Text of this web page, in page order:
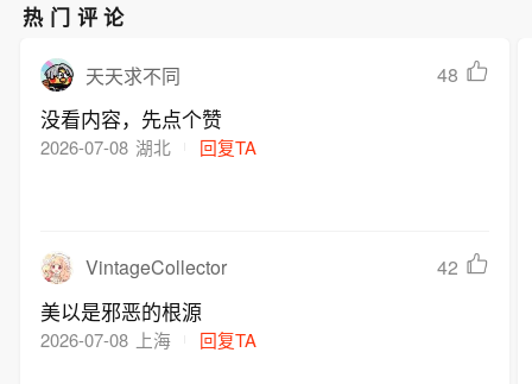
热门评论
天天求不同 48
没看内容，先点个赞
2026-07-08 湖北 回复TA
VintageCollector 42
美以是邪恶的根源
2026-07-08 上海 回复TA